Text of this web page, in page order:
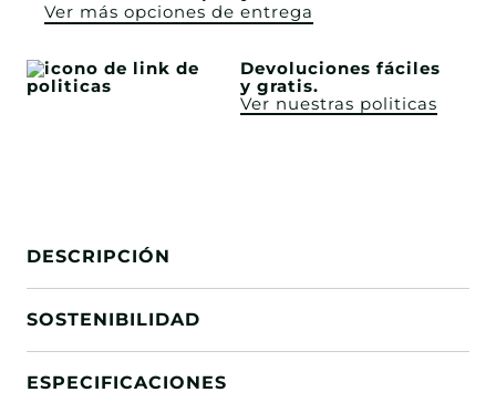
Ver más opciones de entrega
Devoluciones fáciles
y gratis.
Ver nuestras politicas
DESCRIPCIÓN
SOSTENIBILIDAD
ESPECIFICACIONES